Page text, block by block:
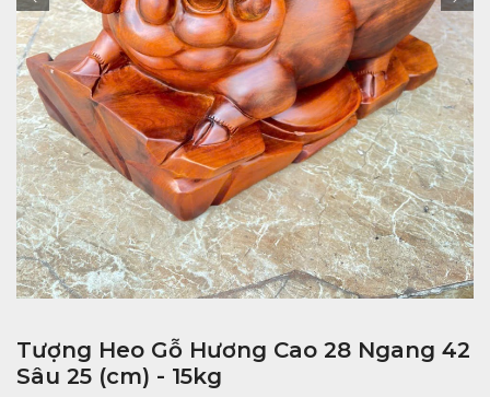
Tượng Heo Gỗ Hương Cao 28 Ngang 42
Sâu 25 (cm) - 15kg